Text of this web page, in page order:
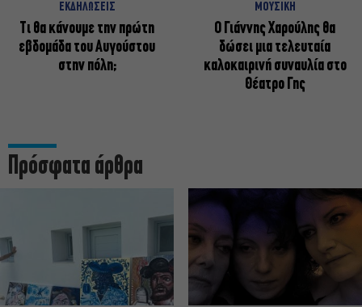
ΕΚΔΗΛΩΣΕΙΣ
Τι θα κάνουμε την πρώτη
εβδομάδα του Αυγούστου
στην πόλη;
ΜΟΥΣΙΚΗ
Ο Γιάννης Χαρούλης θα
δώσει μια τελευταία
καλοκαιρινή συναυλία στο
Θέατρο Γης
Πρόσφατα άρθρα